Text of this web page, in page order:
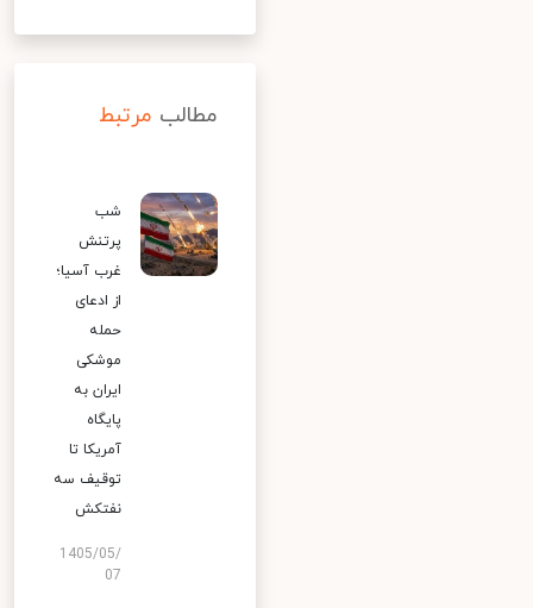
مطالب مرتبط
شب
پرتنش
غرب آسیا؛
از ادعای
حمله
موشکی
ایران به
پایگاه
آمریکا تا
توقیف سه
نفتکش
1405/05/
07